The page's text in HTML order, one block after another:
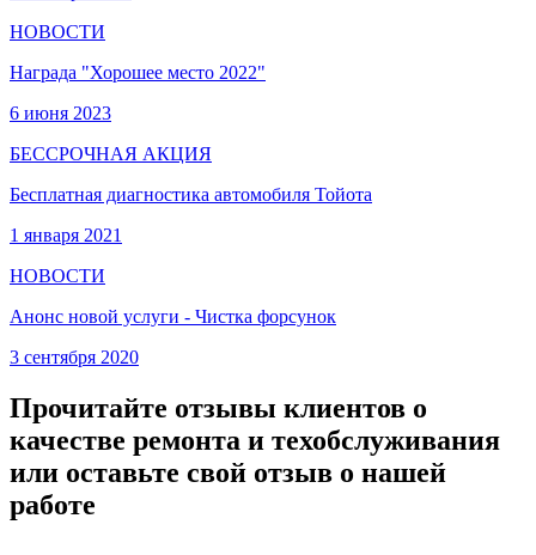
НОВОСТИ
Награда "Хорошее место 2022"
6 июня 2023
БЕССРОЧНАЯ АКЦИЯ
Бесплатная диагностика автомобиля Тойота
1 января 2021
НОВОСТИ
Анонс новой услуги - Чистка форсунок
3 сентября 2020
Прочитайте отзывы клиентов о
качестве ремонта и техобслуживания
или оставьте свой отзыв о нашей
работе